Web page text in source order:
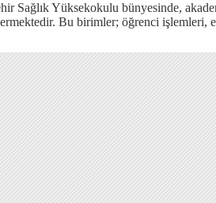
Sağlık Yüksekokulu bünyesinde,
Bu birimler; öğrenci işlemleri,